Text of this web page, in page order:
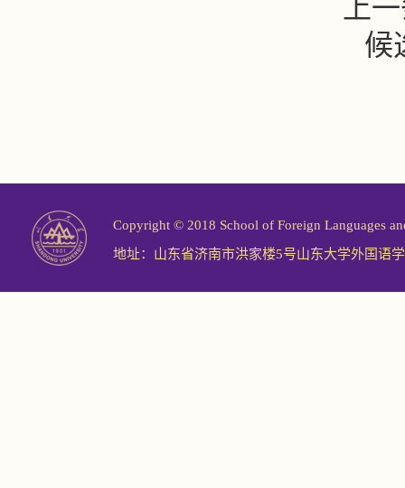
上
候
Copyright © 2018 School of Foreign Languages
地址：山东省济南市洪家楼5号山东大学外国语